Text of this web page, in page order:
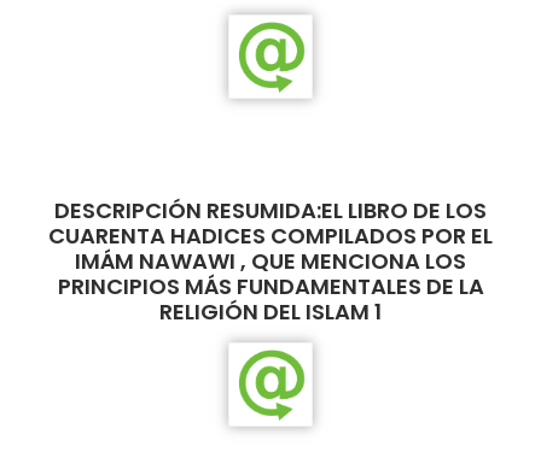
DESCRIPCIÓN RESUMIDA:EL LIBRO DE LOS
CUARENTA HADICES COMPILADOS POR EL
IMÁM NAWAWI , QUE MENCIONA LOS
PRINCIPIOS MÁS FUNDAMENTALES DE LA
RELIGIÓN DEL ISLAM 1